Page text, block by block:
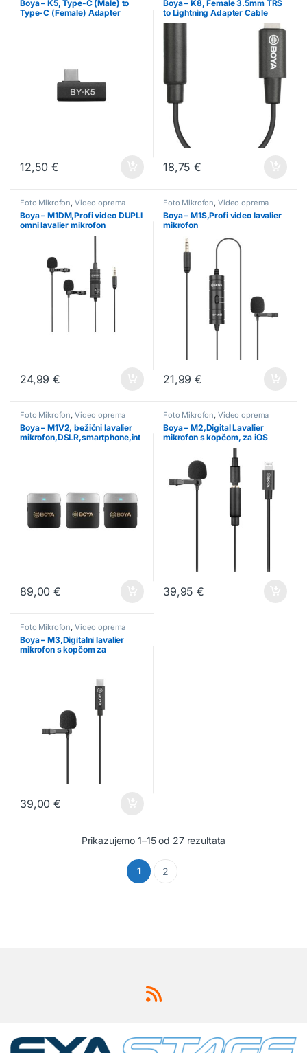
Boya – K5, Type-C (Male) to
Type-C (Female) Adapter
12,50€
Boya – K8, Female 3.5mm TRS
to Lightning Adapter Cable
18,75€
Foto Mikrofon, Video oprema
Boya – M1DM,Profi video DUPLI
omni lavalier mikrofon
24,99€
Foto Mikrofon, Video oprema
Boya – M1S,Profi video lavalier
mikrofon
21,99€
Foto Mikrofon, Video oprema
Boya – M1V2, bežični lavalier
mikrofon,DSLR,smartphone,int
89,00€
Foto Mikrofon, Video oprema
Boya – M2,Digital Lavalier
mikrofon s kopčom, za iOS
39,95€
Foto Mikrofon, Video oprema
Boya – M3,Digitalni lavalier
mikrofon s kopčom za
39,00€
Prikazujemo 1–15 od 27 rezultata
1 2